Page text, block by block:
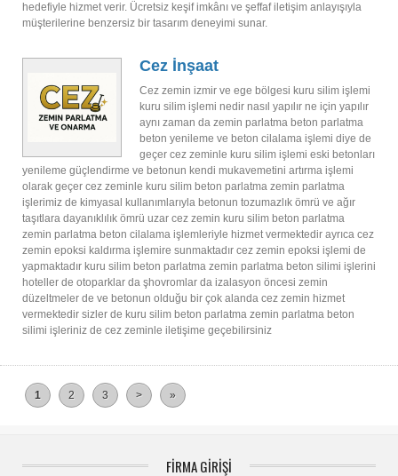
hedefiyle hizmet verir. Ücretsiz keşif imkânı ve şeffaf iletişim anlayışıyla
müşterilerine benzersiz bir tasarım deneyimi sunar.
Cez İnşaat
Cez zemin izmir ve ege bölgesi kuru silim işlemi
kuru silim işlemi nedir nasıl yapılır ne için yapılır
aynı zaman da zemin parlatma beton parlatma
beton yenileme ve beton cilalama işlemi diye de
geçer cez zeminle kuru silim işlemi eski betonları
yenileme güçlendirme ve betonun kendi mukavemetini artırma işlemi
olarak geçer cez zeminle kuru silim beton parlatma zemin parlatma
işlerimiz de kimyasal kullanımlarıyla betonun tozumazlık ömrü ve ağır
taşıtlara dayanıklılık ömrü uzar cez zemin kuru silim beton parlatma
zemin parlatma beton cilalama işlemleriyle hizmet vermektedir ayrıca cez
zemin epoksi kaldırma işlemire sunmaktadır cez zemin epoksi işlemi de
yapmaktadır kuru silim beton parlatma zemin parlatma beton silimi işlerini
hoteller de otoparklar da şhovromlar da izalasyon öncesi zemin
düzeltmeler de ve betonun olduğu bir çok alanda cez zemin hizmet
vermektedir sizler de kuru silim beton parlatma zemin parlatma beton
silimi işleriniz de cez zeminle iletişime geçebilirsiniz
1 2 3 > »
FİRMA GİRİŞİ